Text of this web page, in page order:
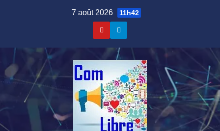
7 août 2026 11h42